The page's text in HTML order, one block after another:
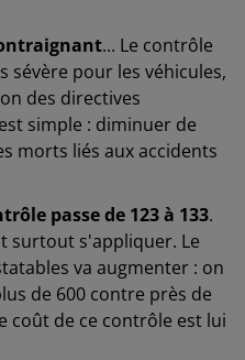
... Le contrôle
sévère pour les véhicules,
des directives
simple : diminuer de
morts liés aux accidents
passe de 123 à 133.
surtout s'appliquer. Le
va augmenter : on
de 600 contre près de
coût de ce contrôle est lui